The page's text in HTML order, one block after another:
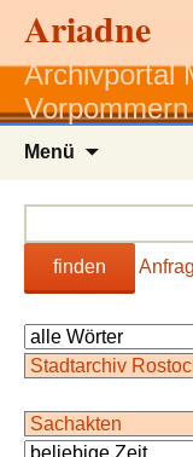
Ariadne
Archivportal
Vorpommern
Menü
finden